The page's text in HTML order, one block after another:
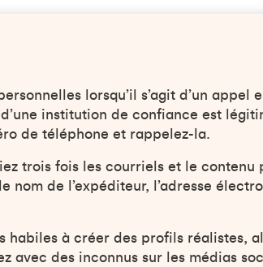
lorsqu’il s’agit d’un appel
institution de confiance est
de téléphone et rappelez-la.
trois fois les courriels et le contenu
nom de l’expéditeur, l’adresse
habiles à créer des profils réalistes,
avec des inconnus sur les médias